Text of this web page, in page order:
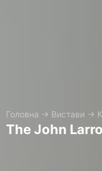
Головна → Вистави →
The John